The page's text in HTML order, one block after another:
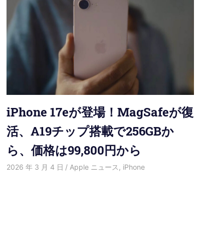
iPhone 17eが登場！MagSafeが復
活、A19チップ搭載で256GBか
ら、価格は99,800円から
2026 年 3 月 4 日 HongWei
Apple ニュース , iPhone